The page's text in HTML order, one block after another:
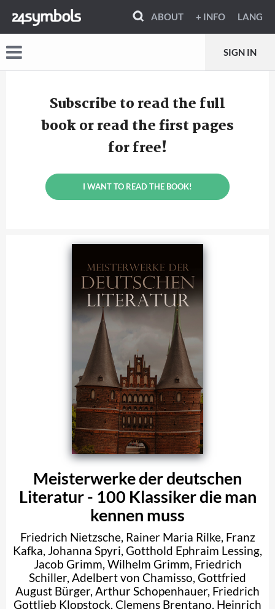
ABOUT + INFO LANG
SIGN IN
Subscribe to read the full
book or read the first pages
for free!
I WANT TO READ THE BOOK!
Meisterwerke der deutschen
Literatur - 100 Klassiker die man
kennen muss
Friedrich Nietzsche, Rainer Maria Rilke, Franz
Kafka, Johanna Spyri, Gotthold Ephraim Lessing,
Jacob Grimm, Wilhelm Grimm, Friedrich
Schiller, Adelbert von Chamisso, Gottfried
August Bürger, Arthur Schopenhauer, Friedrich
Gottlieb Klopstock, Clemens Brentano, Heinrich